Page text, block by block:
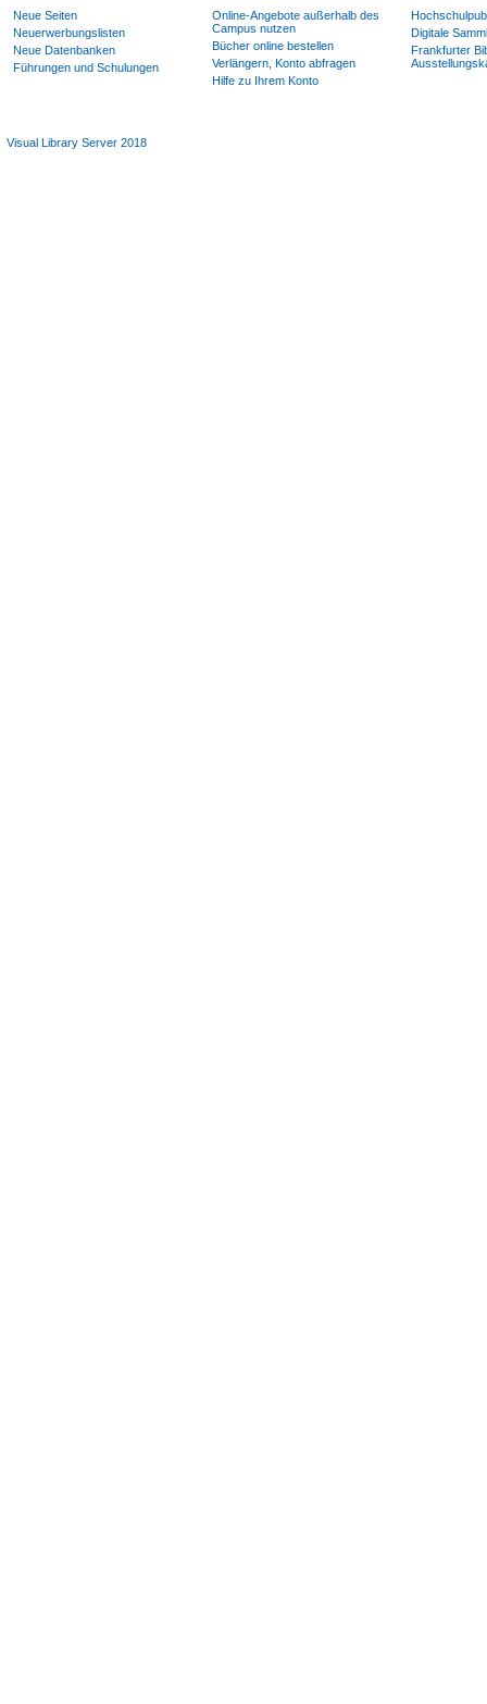
Neue Seiten
Neuerwerbungslisten
Neue Datenbanken
Führungen und Schulungen
Online-Angebote außerhalb des
Campus nutzen
Bücher online bestellen
Verlängern, Konto abfragen
Hilfe zu Ihrem Konto
Digitale
Frankfurter
Visual Library Server 2018